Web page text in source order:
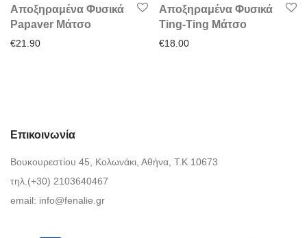
Αποξηραμένα Φυσικά
Papaver Μάτσο
€21.90
Αποξηραμένα Φυσικά
Ting-Ting Μάτσο
€18.00
Επικοινωνία
Βουκουρεστίου 45, Κολωνάκι, Αθήνα, Τ.Κ 10673
τηλ.(+30) 2103640467
email: info@fenalie.gr